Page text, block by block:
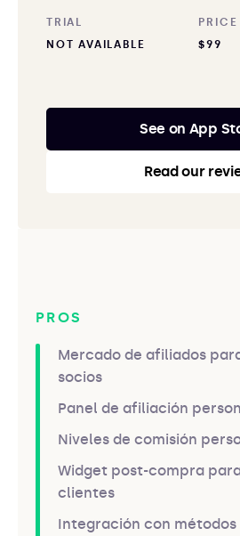
TRIAL
NOT AVAILABLE
$99
See on App
Read our
PROS
Mercado de afiliados
socios
Panel de afiliación
Niveles de comisión
Widget post-compra
clientes
Integración con métodos